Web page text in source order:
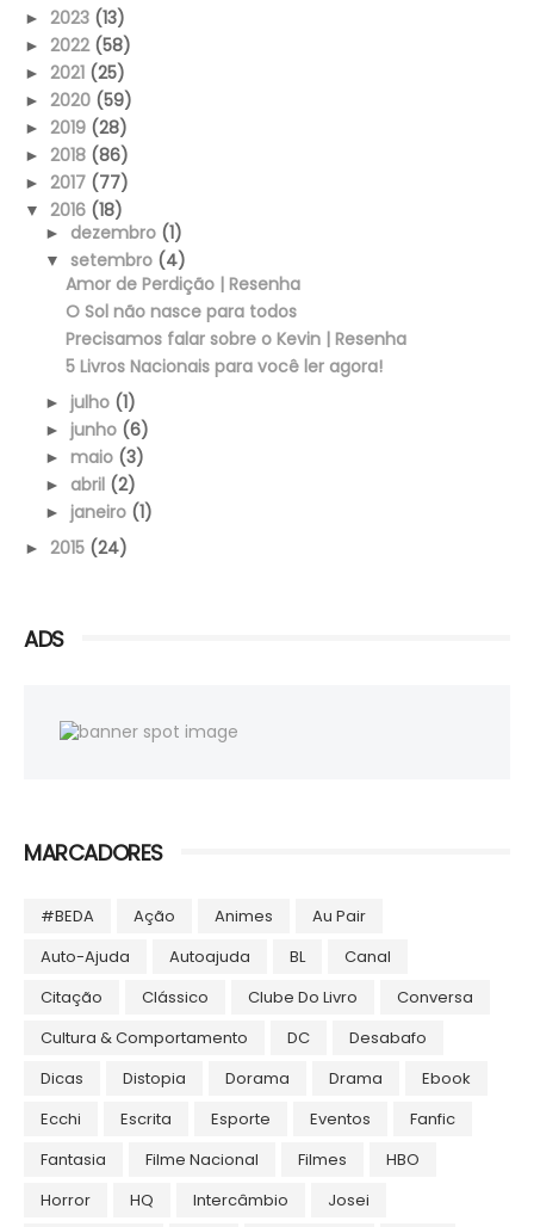
► 2023 (13)
► 2022 (58)
► 2021 (25)
► 2020 (59)
► 2019 (28)
► 2018 (86)
► 2017 (77)
▼ 2016 (18)
► dezembro (1)
▼ setembro (4)
Amor de Perdição | Resenha
O Sol não nasce para todos
Precisamos falar sobre o Kevin | Resenha
5 Livros Nacionais para você ler agora!
► julho (1)
► junho (6)
► maio (3)
► abril (2)
► janeiro (1)
► 2015 (24)
ADS
MARCADORES
#BEDA Ação Animes
Au Pair
Auto-Ajuda
Autoajuda BL
Canal
Citação
Clássico Clube Do Livro
Conversa
Cultura & Comportamento
DC
Desabafo
Dicas
Distopia Dorama Drama
Ebook
Ecchi
Escrita Esporte Eventos
Fanfic
Fantasia
Filme Nacional Filmes
HBO
Horror
HQ Intercâmbio
Josei